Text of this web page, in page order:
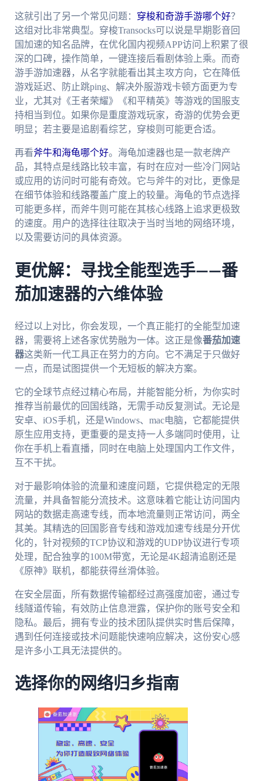
这就引出了另一个常见问题： 穿梭和奇游手游哪个好？
这组对比非常典型。穿梭Transocks可以说是早期影音回
国加速的知名品牌，在优化国内视频APP访问上积累了很
深的口碑，操作简单，一键连接后看剧体验上乘。而奇
游手游加速器，从名字就能看出其主攻方向，它在降低
游戏延迟、防止跳ping、解决外服游戏卡顿方面更为专
业，尤其对《王者荣耀》《和平精英》等游戏的国服支
持相当到位。如果你是重度游戏玩家，奇游的优势会更
明显；若主要是追剧看综艺，穿梭则可能更合适。
再看斧牛和海龟哪个好。海龟加速器也是一款老牌产
品，其特点是线路比较丰富，有时在应对一些冷门网站
或应用的访问时可能有奇效。它与斧牛的对比，更像是
在细节体验和线路覆盖广度上的较量。海龟的节点选择
可能更多样，而斧牛则可能在其核心线路上追求更极致
的速度。用户的选择往往取决于当时当地的网络环境，
以及需要访问的具体资源。
更优解：寻找全能型选手——番
茄加速器的六维体验
经过以上对比，你会发现，一个真正能打的全能型加速
器，需要将上述各家优势融为一体。这正是像番茄加速
器这类新一代工具正在努力的方向。它不满足于只做好
一点，而是试图提供一个无短板的解决方案。
它的全球节点经过精心布局，并能智能分析，为你实时
推荐当前最优的回国线路，无需手动反复测试。无论是
安卓、iOS手机，还是Windows、mac电脑，它都能提供
原生应用支持，更重要的是支持一人多端同时使用，让
你在手机上看直播，同时在电脑上处理国内工作文件，
互不干扰。
对于最影响体验的流量和速度问题，它提供稳定的无限
流量，并具备智能分流技术。这意味着它能让访问国内
网站的数据走高速专线，而本地流量则正常访问，两全
其美。其精选的回国影音专线和游戏加速专线是分开优
化的，针对视频的TCP协议和游戏的UDP协议进行专项
处理，配合独享的100M带宽，无论是4K超清追剧还是
《原神》联机，都能获得丝滑体验。
在安全层面，所有数据传输都经过高强度加密，通过专
线隧道传输，有效防止信息泄露，保护你的账号安全和
隐私。最后，拥有专业的技术团队提供实时售后保障，
遇到任何连接或技术问题能快速响应解决，这份安心感
是许多小工具无法提供的。
选择你的网络归乡指南